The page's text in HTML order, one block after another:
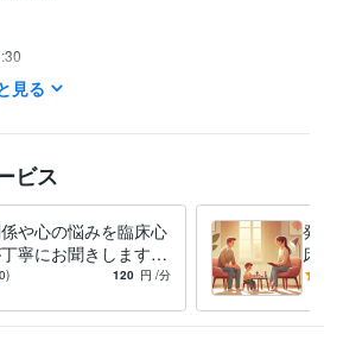
。
あります。
/ カウンセラー・コーチ 経験年数 : 16年
年11月 ~ 2012年5月
見る
ビス
や心の悩みを臨床心
寧にお聞きします
リング歴18年以上の
120 円 /分
発達
床心
カウ